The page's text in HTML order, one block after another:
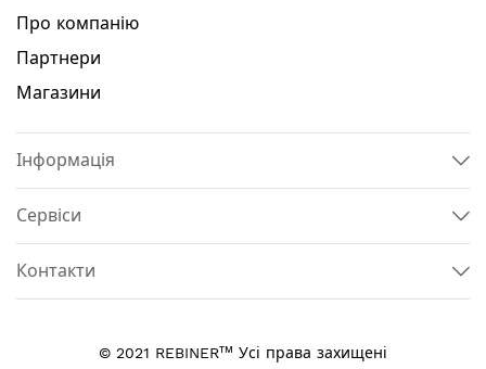
Про компанію
Партнери
Магазини
Інформація
Сервіси
Контакти
© 2021 REBINERтм Усі права захищені